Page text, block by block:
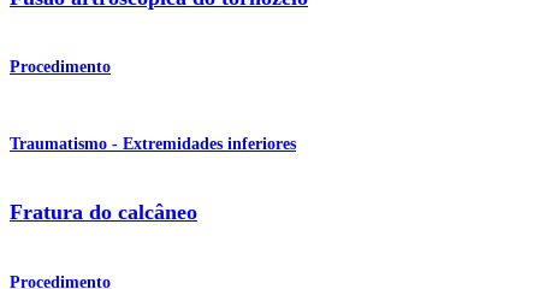
Procedimento
Traumatismo - Extremidades inferiores
Fratura do calcâneo
Procedimento